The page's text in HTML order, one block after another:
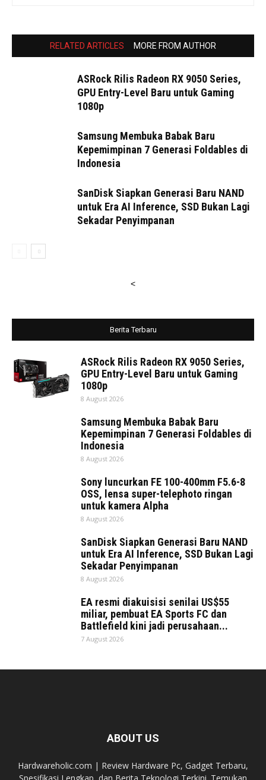
RELATED ARTICLES MORE FROM AUTHOR
ASRock Rilis Radeon RX 9050 Series,
GPU Entry-Level Baru untuk Gaming
1080p
Samsung Membuka Babak Baru
Kepemimpinan 7 Generasi Foldables di
Indonesia
SanDisk Siapkan Generasi Baru NAND
untuk Era AI Inference, SSD Bukan Lagi
Sekadar Penyimpanan
<
Berita Terbaru
ASRock Rilis Radeon RX 9050 Series,
GPU Entry-Level Baru untuk Gaming
1080p
8 August 2026
Samsung Membuka Babak Baru
Kepemimpinan 7 Generasi Foldables di
Indonesia
8 August 2026
Sony luncurkan FE 100-400mm F5.6-8
OSS, lensa super-telephoto ringan
untuk kamera Alpha
8 August 2026
SanDisk Siapkan Generasi Baru NAND
untuk Era AI Inference, SSD Bukan Lagi
Sekadar Penyimpanan
8 August 2026
EA resmi diakuisisi senilai US$55
miliar, pembuat EA Sports FC dan
Battlefield kini jadi perusahaan...
7 August 2026
ABOUT US
Hardwareholic.com | Review Hardware Pc, Gadget Terbaru,